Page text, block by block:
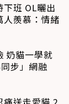
班 OL曬出
人羨慕：情緒
奶貓一學就
步」網融